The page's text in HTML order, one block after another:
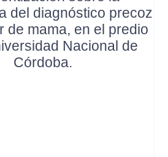
del diagnóstico precoz
de mama, en el predio
Nacional de
Córdoba.